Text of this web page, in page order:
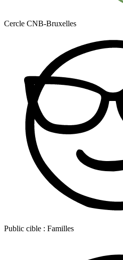
Cercle CNB-Bruxelles
Public cible : Familles